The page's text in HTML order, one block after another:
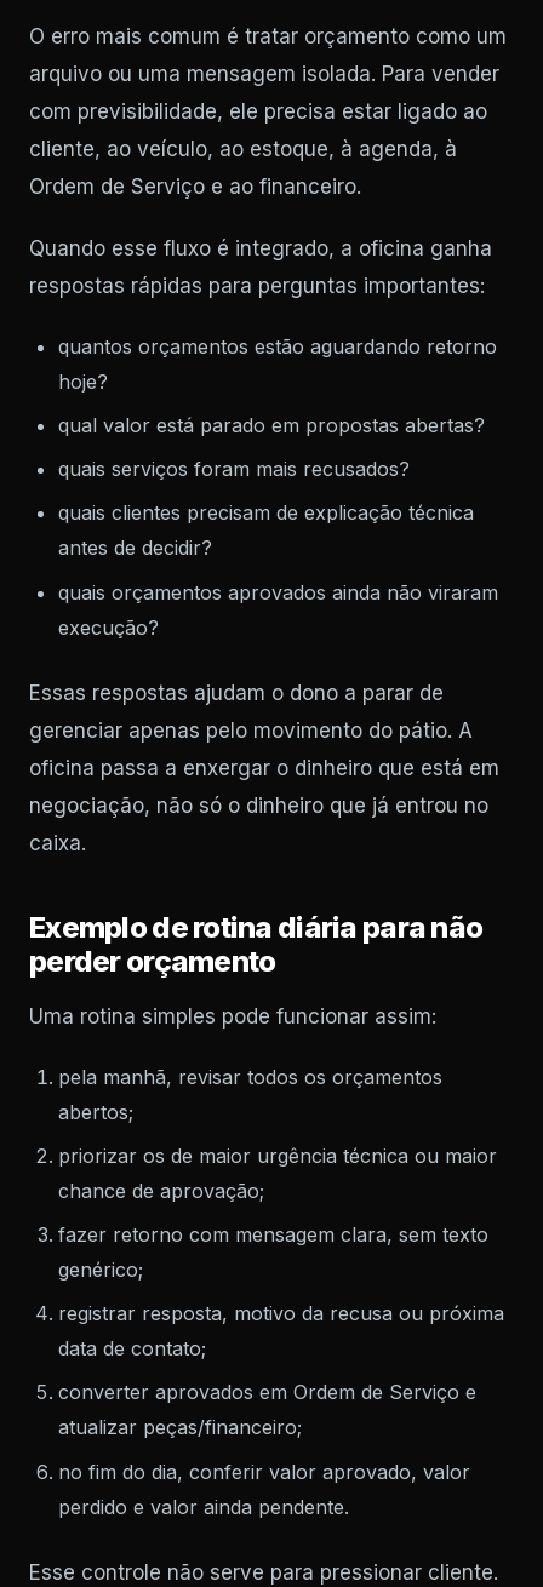
O erro mais comum é tratar orçamento como um
arquivo ou uma mensagem isolada. Para vender
com previsibilidade, ele precisa estar ligado ao
cliente, ao veículo, ao estoque, à agenda, à
Ordem de Serviço e ao financeiro.
Quando esse fluxo é integrado, a oficina ganha
respostas rápidas para perguntas importantes:
quantos orçamentos estão aguardando retorno
hoje?
qual valor está parado em propostas abertas?
quais serviços foram mais recusados?
quais clientes precisam de explicação técnica
antes de decidir?
quais orçamentos aprovados ainda não viraram
execução?
Essas respostas ajudam o dono a parar de
gerenciar apenas pelo movimento do pátio. A
oficina passa a enxergar o dinheiro que está em
negociação, não só o dinheiro que já entrou no
caixa.
Exemplo de rotina diária para não
perder orçamento
Uma rotina simples pode funcionar assim:
pela manhã, revisar todos os orçamentos
abertos;
priorizar os de maior urgência técnica ou maior
chance de aprovação;
fazer retorno com mensagem clara, sem texto
genérico;
registrar resposta, motivo da recusa ou próxima
data de contato;
converter aprovados em Ordem de Serviço e
atualizar peças/financeiro;
no fim do dia, conferir valor aprovado, valor
perdido e valor ainda pendente.
Esse controle não serve para pressionar cliente.